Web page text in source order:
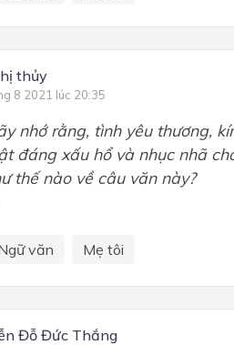
thủy
8 2021 lúc 20:35
nhớ rằng, tình yêu thương,
đáng xấu hổ và nhục nhã
thế nào về câu văn này?
văn Mẹ tôi
Đỗ Đức Thắng